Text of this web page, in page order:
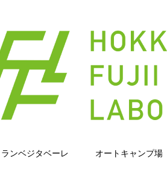
ンベジタベーレ オートキャンプ場